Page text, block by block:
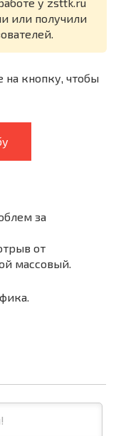
или получили
на кнопку, чтобы
за
от
массовый.